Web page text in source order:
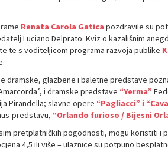
Renata Carola Gatica pozdravile su
Luciano Delprato. Kviz o kazališnim
te s voditeljicom programa razvoja publike
dramske, glazbene i baletne predstave
i dramske predstave “Yerma”
Pirandella; slavne opere “Pagliacci” i
predstavu, “Orlando furioso / Bijesni
pretplatničkih pogodnosti, mogu koristiti i
4,5 ili više – ulaznice su potpuno